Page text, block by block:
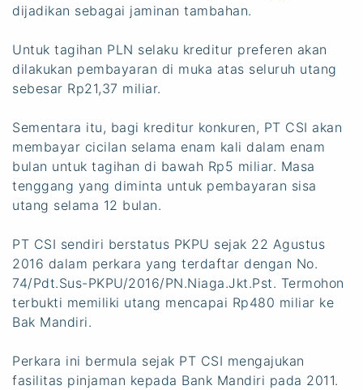
dijadikan sebagai jaminan tambahan.
Untuk tagihan PLN selaku kreditur preferen akan
dilakukan pembayaran di muka atas seluruh utang
sebesar Rp21,37 miliar.
Sementara itu, bagi kreditur konkuren, PT CSI akan
membayar cicilan selama enam kali dalam enam
bulan untuk tagihan di bawah Rp5 miliar. Masa
tenggang yang diminta untuk pembayaran sisa
utang selama 12 bulan.
PT CSI sendiri berstatus PKPU sejak 22 Agustus
2016 dalam perkara yang terdaftar dengan No.
74/Pdt.Sus-PKPU/2016/PN.Niaga.Jkt.Pst. Termohon
terbukti memiliki utang mencapai Rp480 miliar ke
Bak Mandiri.
Perkara ini bermula sejak PT CSI mengajukan
fasilitas pinjaman kepada Bank Mandiri pada 2011.